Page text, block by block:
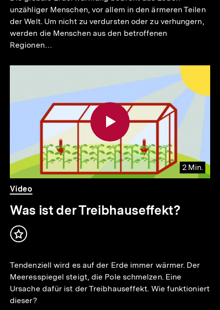
unzähliger Menschen, vor allem in den ärmeren Teilen
der Welt. Um nicht zu verdursten oder zu verhungern,
werden die Menschen aus den betroffenen
Regionen…
2 Min.
Video
Dauer
2
Min.
Video
Was ist der Treibhauseffekt?
Inhalt
Tendenziell wird es auf der Erde immer wärmer. Der
Meeresspiegel steigt, die Pole schmelzen. Eine
Ursache dafür ist der Treibhauseffekt. Wie funktioniert
dieser?